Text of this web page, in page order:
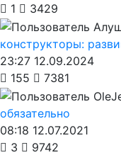
1
3429
конструкторы:
23:27 12.09.2024
155
7381
обязательно
08:18 12.07.2021
3
9742